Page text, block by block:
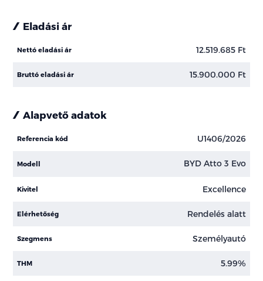
Eladási ár
Nettó eladási ár 12.519.685 Ft
Bruttó eladási ár 15.900.000 Ft
Alapvető adatok
Referencia kód U1406/2026
Modell BYD Atto 3 Evo
Kivitel Excellence
Elérhetőség Rendelés alatt
Szegmens Személyautó
THM 5.99%